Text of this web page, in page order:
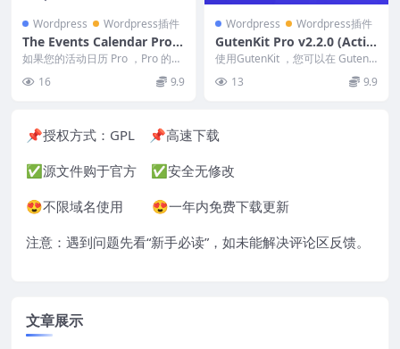
Wordpress Wordpress插件
The Events Calendar Pro F
ilter Bar Addon 5.5.8
如果您的活动日历 Pro ，Pro 的位
置搜索中还包含一个距离过滤器。
当然，您可...
16 9.9
Wordpress Wordpress插件
GutenKit Pro v2.2.0 (Activ
ated)
使用GutenKit ，您可以在 Gutenb
erg 中设计您的下一个 Word...
13 9.9
📌授权方式： GPL 📌高速下载
✅源文件购于官方 ✅安全无修改
😍不限域名使用 😍一年内免费下载更新
注意：遇到问题先看“新手必读”，如未能解决评论区反馈。
文章展示